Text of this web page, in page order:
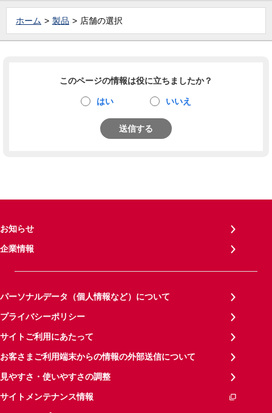
ホーム 製品 店舗の選択
このページの情報は役に立ちましたか？
はい いいえ
送信する
お知らせ
企業情報
パーソナルデータ（個人情報など）について
プライバシーポリシー
サイトご利用にあたって
お客さまご利用端末からの情報の外部送信について
見やすさ・使いやすさの調整
サイトメンテナンス情報